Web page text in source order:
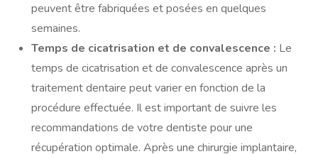
peuvent être fabriquées et posées en quelques
semaines.
Temps de cicatrisation et de convalescence : Le
temps de cicatrisation et de convalescence après un
traitement dentaire peut varier en fonction de la
procédure effectuée. Il est important de suivre les
recommandations de votre dentiste pour une
récupération optimale. Après une chirurgie implantaire,